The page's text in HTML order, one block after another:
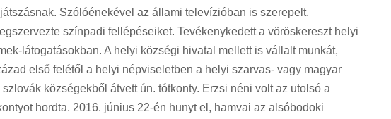
Szólóénekével az állami televízióban is szerepelt.
színpadi fellépéseiket. Tevékenykedett a vöröskereszt helyi
látogatásokban. A helyi községi hivatal mellett is vállalt munkát,
első felétől a helyi népviseletben a helyi szarvas- vagy magyar
községekből átvett ún. tótkonty. Erzsi néni volt az utolsó a
hordta. 2016. június 22-én hunyt el, hamvai az alsóbodoki